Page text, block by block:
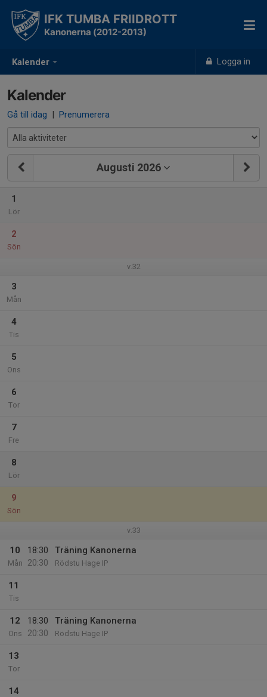
Kalender Logga in
IFK TUMBA FRIIDROTT
Kanonerna (2012-2013)
Kalender
Gå till idag | Prenumerera
Augusti 2026
1
Lör
2
Sön
v.32
3
Mån
4
Tis
5
Ons
6
Tor
7
Fre
8
Lör
9
Sön
v.33
10
Mån
18:30
20:30
Träning Kanonerna
Rödstu Hage IP
11
Tis
12
Ons
18:30
20:30
Träning Kanonerna
Rödstu Hage IP
13
Tor
14